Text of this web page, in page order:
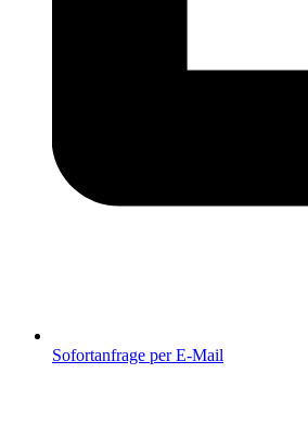
Sofortanfrage per E-Mail